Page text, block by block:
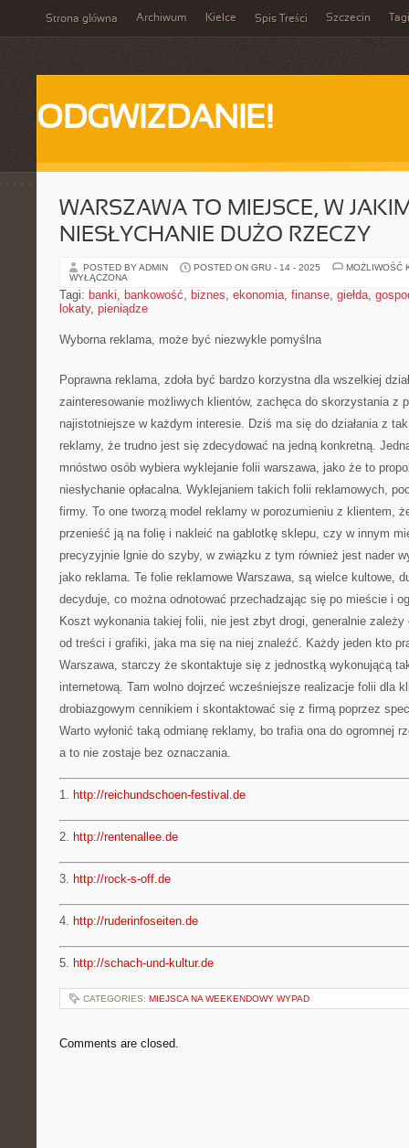
Strona główna Archiwum Kielce Spis Treści Szczecin Tagi
ODGWIZDANIE!
WARSZAWA TO MIEJSCE, W
NIESŁYCHANIE DUŻO RZECZY
POSTED BY ADMIN POSTED ON GRU - 14 - 2025
MOŻLIWOŚĆ
WYŁĄCZONA
Tagi: banki, bankowość, biznes, ekonomia, finanse, giełda,
lokaty, pieniądze
Wyborna reklama, może być niezwykle pomyślna
Poprawna reklama, zdoła być bardzo korzystna dla wszelkiej
zainteresowanie możliwych klientów, zachęca do skorzystania z
najistotniejsze w każdym interesie. Dziś ma się do działania z
reklamy, że trudno jest się zdecydować na jedną konkretną.
mnóstwo osób wybiera wyklejanie folii warszawa, jako że to
niesłychanie opłacalna. Wyklejaniem takich folii reklamowych,
firmy. To one tworzą model reklamy w porozumieniu z klientem,
przenieść ją na folię i nakleić na gablotkę sklepu, czy w innym
precyzyjnie lgnie do szyby, w związku z tym również jest nader
jako reklama. Te folie reklamowe Warszawa, są wielce kultowe,
decyduje, co można odnotować przechadzając się po mieście i
Koszt wykonania takiej folii, nie jest zbyt drogi, generalnie zależy
od treści i grafiki, jaka ma się na niej znaleźć. Każdy jeden kto
Warszawa, starczy że skontaktuje się z jednostką wykonującą
internetową. Tam wolno dojrzeć wcześniejsze realizacje folii dla
drobiazgowym cennikiem i skontaktować się z firmą poprzez
Warto wyłonić taką odmianę reklamy, bo trafia ona do ogromnej
a to nie zostaje bez oznaczania.
1. http://reichundschoen-festival.de
2. http://rentenallee.de
3. http://rock-s-off.de
4. http://ruderinfoseiten.de
5. http://schach-und-kultur.de
CATEGORIES: MIEJSCA NA WEEKENDOWY WYPAD
Comments are closed.